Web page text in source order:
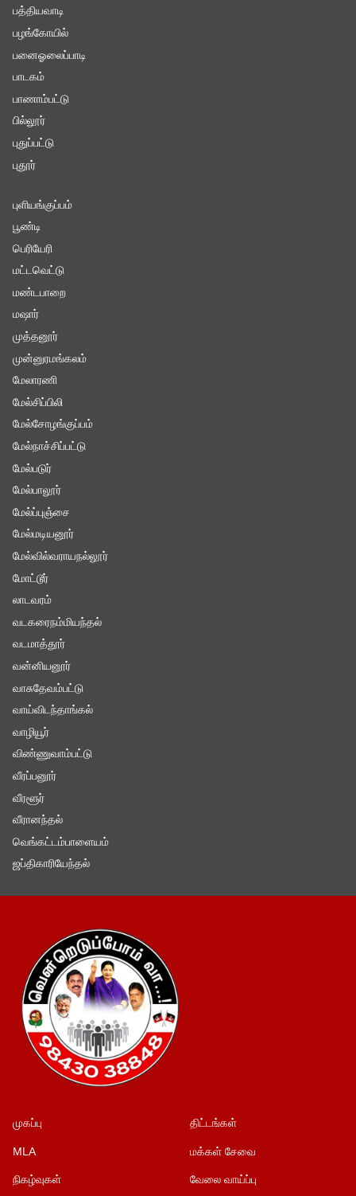
பத்தியவாடி
பழங்கோயில்
பனைஓலைப்பாடி
பாடகம்
பாணாம்பட்டு
பில்லூர்
புதுப்பட்டு
புதூர்
புளியங்குப்பம்
பூண்டி
பெரியேரி
மட்டவெட்டு
மண்டபாறை
மஷார்
முத்தனூர்
முன்னுரமங்கலம்
மேலாரணி
மேல்சிப்பிலி
மேல்சோழங்குப்பம்
மேல்நாச்சிப்பட்டு
மேல்படுர்
மேல்பாலூர்
மேல்ப்புஞ்சை
மேல்மடியனூர்
மேல்வில்வராயநல்லூர்
மோட்டூர்
லாடவரம்
வடகரைநம்மியந்தல்
வடமாத்தூர்
வன்னியனூர்
வாசுதேவம்பட்டு
வாய்விடந்தாங்கல்
வாழியூர்
விண்ணுவாம்பட்டு
வீரப்பனூர்
வீரளூர்
வீரானந்தல்
வெங்கட்டம்பாளையம்
ஜப்திகாரியேந்தல்
முகப்பு
MLA
நிகழ்வுகள்
திட்டங்கள்
மக்கள் சேவை
வேலை வாய்ப்பு